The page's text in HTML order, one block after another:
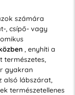
számára
, csípő- vagy
, enyhíti a
természetes,
gyakran
alsó lábszárat,
természetellenes